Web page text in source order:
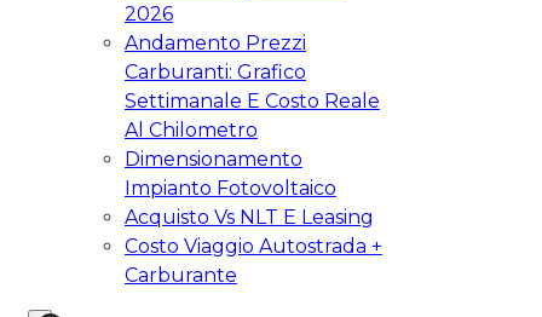
2026
Andamento Prezzi
Carburanti: Grafico
Settimanale E Costo Reale
Al Chilometro
Dimensionamento
Impianto Fotovoltaico
Acquisto Vs NLT E Leasing
Costo Viaggio Autostrada +
Carburante